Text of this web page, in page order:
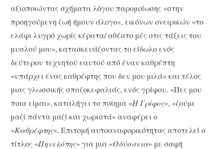
αξιοποιώντας σχήματα λόγου παρομοίωσης «στην
προηγούμενη ζωή ήμουν άλογο», εικόνων ονειρικών «το
ελάφι λυγρό χωρίς κέρατα/ αθέατο μές στις τάξεις του
μυαλού μου», κατασκευάζοντας το είδωλο ενός
δεύτερου τεχνητού εαυτού από έναν καθρέπτη
«υπάρχει ένας καθρέφτης που δεν μου μιλά» και τέλος
μιας γλωσσικής σπαζοκεφαλιάς, ενός γρίφου. «Πες μου
ποια είμαι», καταλήγει το ποίημα «Η Γρίφος», «ζούμε
μαζί πάντα μαζί και χωριστά» αναφέρει ο
«Καθρέφτης». Επιτομή αυτοαναφορικότητας αποτελεί ο
τίτλος «Πηνελόπης» για μια «Οδύσσεια» με σαφή